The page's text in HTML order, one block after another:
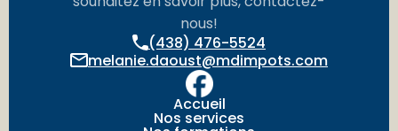
nous!
(438) 476-5524
melanie.daoust@mdimpots.com
Accueil
Nos services